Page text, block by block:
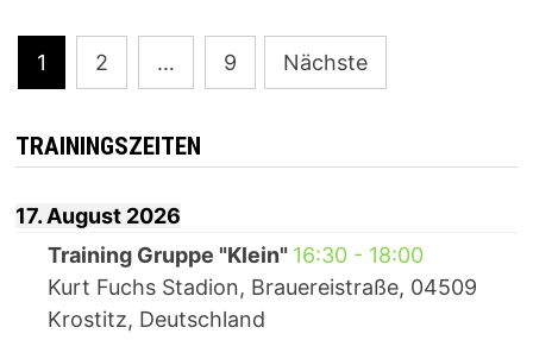
Seitennummerierung
der
Beiträge
1 2 … 9 Nächste
TRAININGSZEITEN
17. August 2026
Training Gruppe "Klein" 16:30- 18:00
Kurt Fuchs Stadion, Brauereistraße, 04509
Krostitz, Deutschland